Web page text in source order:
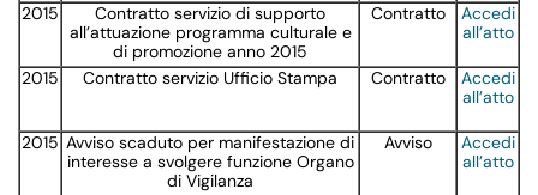
2015
Contratto servizio di supporto
all’attuazione programma culturale e
di promozione anno 2015
Contratto
Accedi
all’atto
2015 Contratto servizio Ufficio Stampa Contratto
Accedi
all’atto
2015 Avviso scaduto per manifestazione di
interesse a svolgere funzione Organo
di Vigilanza
Avviso
Accedi
all’atto